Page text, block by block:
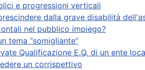
e progressioni verticali
dalla grave disabilità
nel pubblico impiego?
tema “somigliante”
Qualificazione E.Q. di un ente
un corrispettivo